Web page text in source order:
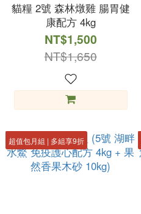
貓糧 2號 森林燉雞 腸胃健
康配方 4kg
NT$1,500
NT$1,650
超值包月組 | 多組享9折